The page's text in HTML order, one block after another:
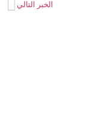
الخبر التالي